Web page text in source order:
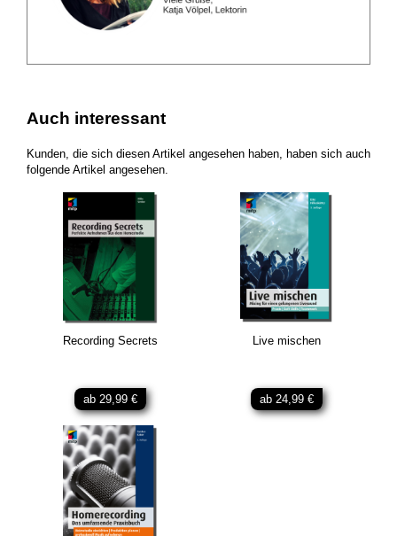
Auch interessant
Kunden, die sich diesen Artikel angesehen haben, haben sich auch
folgende Artikel angesehen.
Recording Secrets
ab 29,99 €
Live mischen
ab 24,99 €